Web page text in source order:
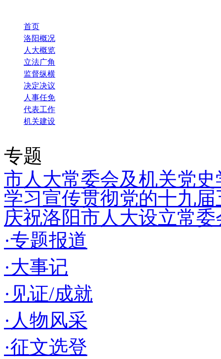
首页
洛阳概况
人大概览
立法广角
监督纵横
决定决议
人事任免
代表工作
机关建设
专题
市人大常委会及机关党
学习宣传贯彻党的十九
庆祝洛阳市人大设立常委
·专题报道
·大事记
·见证/成就
·人物风采
·征文选登